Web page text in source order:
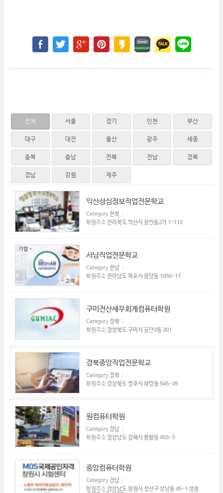
전체 서울 경기 인천 부산
대구 대전 울산 광주 세종
충북 충남 전북 전남 경북
경남 강원 제주
익산성심정보직업전문학교
Category전북
학원주소전라북도 익산시 창인동2가 1-112
서남직업전문학교
Category전남
학원주소전라남도 목포시 용당동 1056-17
구미전산세무회계컴퓨터학원
Category경북
학원주소경상북도 구미시 공단2동 201
경북중앙직업전문학교
Category경북
학원주소경상북도 영주시 하망동 545-39
원컴퓨터학원
Category경남
학원주소경상남도 김해시 봉황동 455-3
중앙컴퓨터학원
Category경남
학원주소경상남도 창원시 성산구 상남동 45-1 성원